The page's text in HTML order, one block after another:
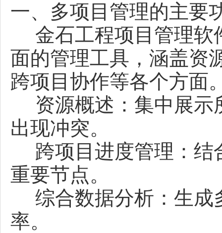
一、多项目管理的主要
金石工程项目管理软
面的管理工具，涵盖资
跨项目协作等各个方面
资源概述：集中展示
出现冲突。
跨项目进度管理：结
重要节点。
综合数据分析：生成
率。